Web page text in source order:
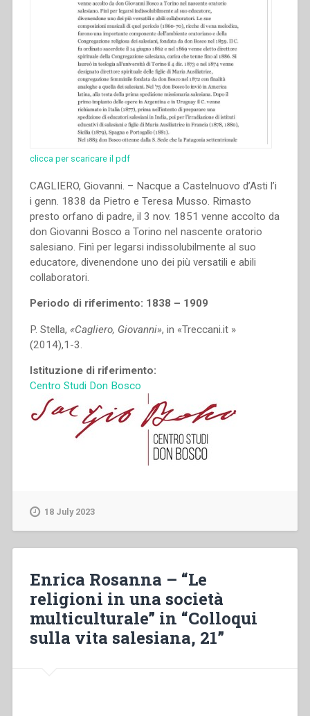
clicca per scaricare il pdf
CAGLIERO, Giovanni. – Nacque a Castelnuovo d’Asti l’i
i genn. 1838 da Pietro e Teresa Musso. Rimasto
presto orfano di padre, il 3 nov. 1851 venne accolto da
don Giovanni Bosco a Torino nel nascente oratorio
salesiano. Finì per legarsi indissolubilmente al suo
educatore, divenendone uno dei più versatili e abili
collaboratori.
Periodo di riferimento: 1838 – 1909
P. Stella, «Cagliero, Giovanni», in «Treccani.it »
(2014),1-3.
Istituzione di riferimento:
Centro Studi Don Bosco
18 July 2023
Enrica Rosanna – “Le
religioni in una società
multiculturale” in “Colloqui
sulla vita salesiana, 21”